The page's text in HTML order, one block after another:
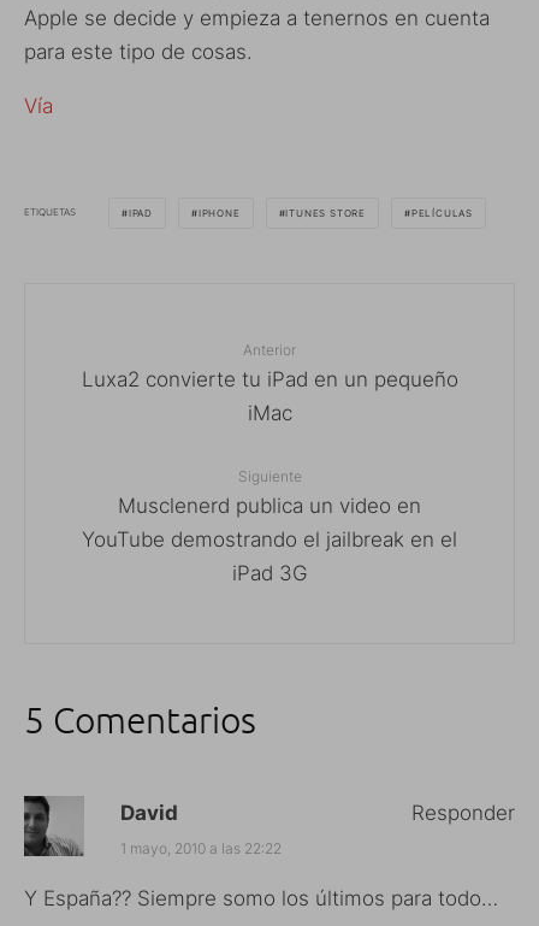
Apple se decide y empieza a tenernos en cuenta
para este tipo de cosas.
Vía
ETIQUETAS IPAD IPHONE ITUNES STORE PELÍCULAS
Anterior
Luxa2 convierte tu iPad en un pequeño
iMac
Siguiente
Musclenerd publica un video en
YouTube demostrando el jailbreak en el
iPad 3G
5 Comentarios
David
1 mayo, 2010 a las 22:22
Y España?? Siempre somo los últimos para todo…
Responder